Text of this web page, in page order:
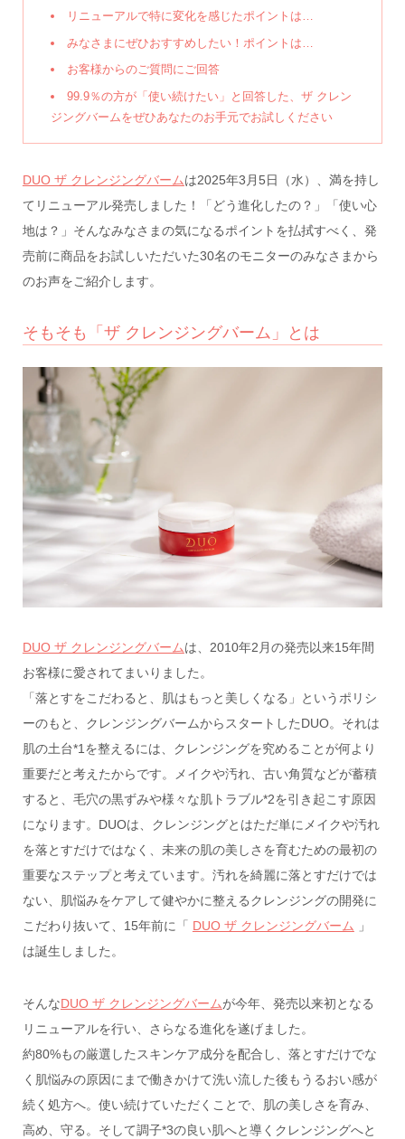
リニューアルで特に変化を感じたポイントは…
みなさまにぜひおすすめしたい！ポイントは…
お客様からのご質問にご回答
99.9％の方が「使い続けたい」と回答した、ザ クレン
ジングバームをぜひあなたのお手元でお試しください
DUO ザ クレンジングバームは2025年3月5日（水）、満を持し
てリニューアル発売しました！「どう進化したの？」「使い心
地は？」そんなみなさまの気になるポイントを払拭すべく、発
売前に商品をお試しいただいた30名のモニターのみなさまから
のお声をご紹介します。
そもそも「ザ クレンジングバーム」とは
DUO ザ クレンジングバームは、2010年2月の発売以来15年間
お客様に愛されてまいりました。
「落とすをこだわると、肌はもっと美しくなる」というポリシ
ーのもと、クレンジングバームからスタートしたDUO。それは
肌の土台*1を整えるには、クレンジングを究めることが何より
重要だと考えたからです。メイクや汚れ、古い角質などが蓄積
すると、毛穴の黒ずみや様々な肌トラブル*2を引き起こす原因
になります。DUOは、クレンジングとはただ単にメイクや汚れ
を落とすだけではなく、未来の肌の美しさを育むための最初の
重要なステップと考えています。汚れを綺麗に落とすだけでは
ない、肌悩みをケアして健やかに整えるクレンジングの開発に
こだわり抜いて、15年前に「 DUO ザ クレンジングバーム
」
は誕生しました。
そんなDUO ザ クレンジングバームが今年、発売以来初となる
リニューアルを行い、さらなる進化を遂げました。
約80%もの厳選したスキンケア成分を配合し、落とすだけでな
く肌悩みの原因にまで働きかけて洗い流した後もうるおい感が
続く処方へ。使い続けていただくことで、肌の美しさを育み、
高め、守る。そして調子*3の良い肌へと導くクレンジングへと